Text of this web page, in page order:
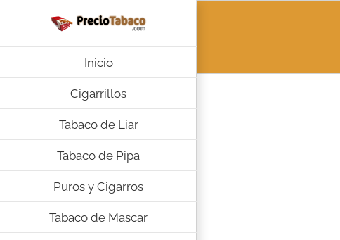
contenido
Inicio
Cigarrillos
Tabaco de Liar
Tabaco de Pipa
Puros y Cigarros
Tabaco de Mascar